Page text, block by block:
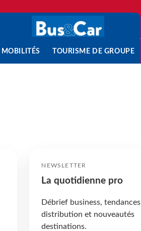
MOBILITÉS TOURISME DE GROUPE
NEWSLETTER
La quotidienne pro
Débrief business, tendances
distribution et nouveautés
destinations.